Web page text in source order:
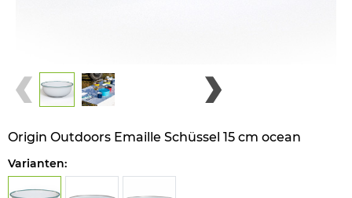
Origin Outdoors Emaille Schüssel 15 cm ocean
Varianten: